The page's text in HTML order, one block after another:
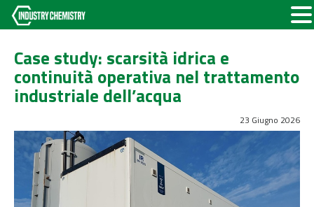
Case study: scarsità idrica e
continuità operativa nel trattamento
industriale dell’acqua
23 Giugno 2026